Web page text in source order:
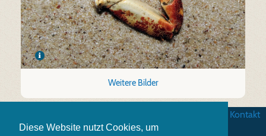
Diese Website nutzt Cookies, um
Weitere Bilder
Kontakt